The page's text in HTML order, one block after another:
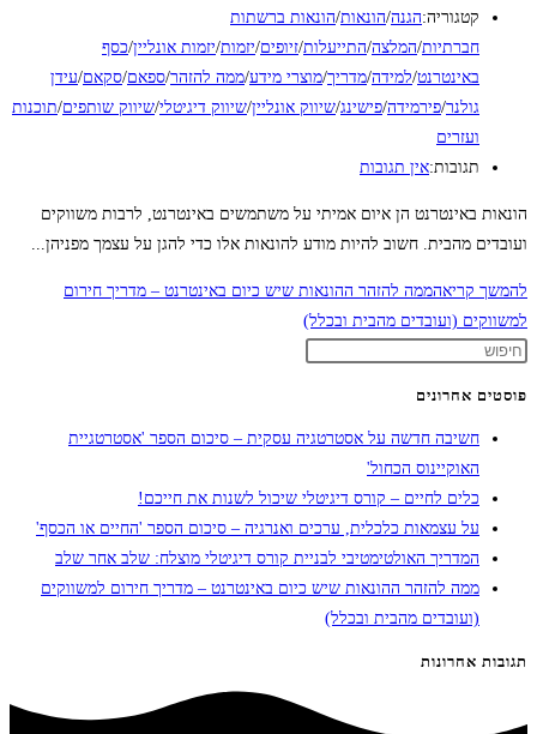
קטגוריה:הגנה/הונאות/הונאות ברשתות
חברתיות/המלצה/התייעלות/זיופים/יזמות/יזמות אונליין/כסף
באינטרנט/למידה/מדריך/מוצרי מידע/ממה להזהר/ספאם/סקאם/עידן
גולנר/פירמידה/פישינג/שיווק אונליין/שיווק דיגיטלי/שיווק שותפים/תוכנות
ועזרים
תגובות:אין תגובות
הונאות באינטרנט הן איום אמיתי על משתמשים באינטרנט, לרבות משווקים
ועובדים מהבית. חשוב להיות מודע להונאות אלו כדי להגן על עצמך מפניהן...
להמשך קריאהממה להזהר ההונאות שיש כיום באינטרנט – מדריך חירום
למשווקים (ועובדים מהבית ובכלל)
פוסטים אחרונים
חשיבה חדשה על אסטרטגיה עסקית – סיכום הספר 'אסטרטגיית
האוקיינוס הכחול'
כלים לחיים – קורס דיגיטלי שיכול לשנות את חייכם!
על עצמאות כלכלית, ערכים ואנרגיה – סיכום הספר 'החיים או הכסף'
המדריך האולטימטיבי לבניית קורס דיגיטלי מוצלח: שלב אחר שלב
ממה להזהר ההונאות שיש כיום באינטרנט – מדריך חירום למשווקים
(ועובדים מהבית ובכלל)
תגובות אחרונות